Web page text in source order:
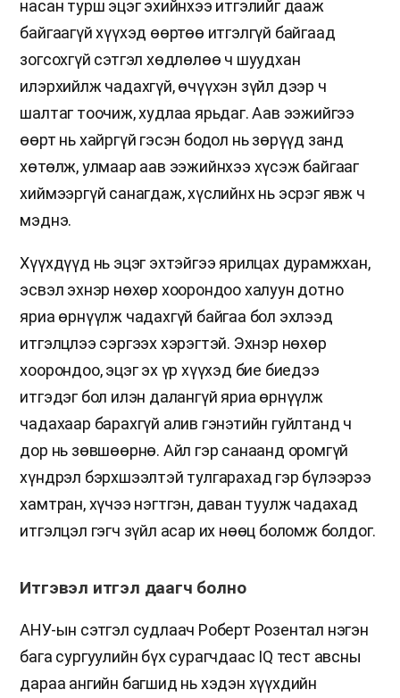
насан турш эцэг эхийнхээ итгэлийг дааж
байгаагүй хүүхэд өөртөө итгэлгүй байгаад
зогсохгүй сэтгэл хөдлөлөө ч шуудхан
илэрхийлж чадахгүй, өчүүхэн зүйл дээр ч
шалтаг тоочиж, худлаа ярьдаг. Аав ээжийгээ
өөрт нь хайргүй гэсэн бодол нь зөрүүд занд
хөтөлж, улмаар аав ээжийнхээ хүсэж байгааг
хиймээргүй санагдаж, хүслийнх нь эсрэг явж ч
мэднэ.
Хүүхдүүд нь эцэг эхтэйгээ ярилцах дурамжхан,
эсвэл эхнэр нөхөр хоорондоо халуун дотно
яриа өрнүүлж чадахгүй байгаа бол эхлээд
итгэлцлээ сэргээх хэрэгтэй. Эхнэр нөхөр
хоорондоо, эцэг эх үр хүүхэд бие биедээ
итгэдэг бол илэн далангүй яриа өрнүүлж
чадахаар барахгүй алив гэнэтийн гуйлтанд ч
дор нь зөвшөөрнө. Айл гэр санаанд оромгүй
хүндрэл бэрхшээлтэй тулгарахад гэр бүлээрээ
хамтран, хүчээ нэгтгэн, даван туулж чадахад
итгэлцэл гэгч зүйл асар их нөөц боломж болдог.
Итгэвэл итгэл даагч болно
АНУ-ын сэтгэл судлаач Роберт Розентал нэгэн
бага сургуулийн бүх сурагчдаас IQ тест авсны
дараа ангийн багшид нь хэдэн хүүхдийн